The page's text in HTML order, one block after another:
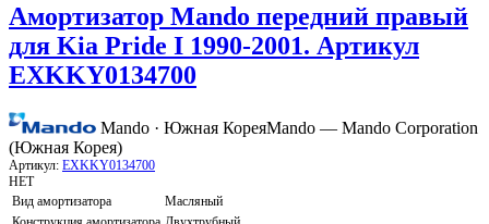
Амортизатор Mando передний правый
для Kia Pride I 1990-2001. Артикул
EXKKY0134700
Mando · Южная КореяMando — Mando Corporation
(Южная Корея)
Артикул: EXKKY0134700
НЕТ
Вид амортизатора
Масляный